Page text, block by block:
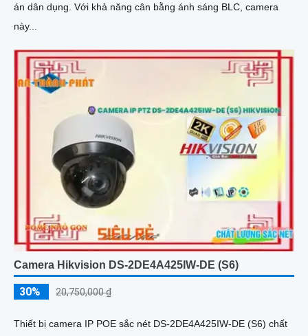
án dân dụng. Với khả năng cân bằng ánh sáng BLC, camera
này...
Camera Hikvision DS-2DE4A425IW-DE (S6)
30% 20,750,000 ₫
Thiết bị camera IP POE sắc nét DS-2DE4A425IW-DE (S6) chất